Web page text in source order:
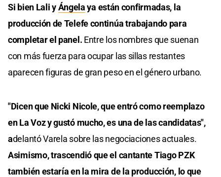
Si bien Lali yÁngelaya están confirmadas, la
producción de Telefe continúa trabajando para
completar el panel. Entre los nombres que suenan
con más fuerza para ocupar las sillas restantes
aparecen figuras de gran peso en el género urbano.
"Dicen que Nicki Nicole, que entró como reemplazo
en La Voz y gustó mucho, es una de las candidatas",
adelantó Varela sobre las negociaciones actuales.
Asimismo, trascendió que el cantante Tiago PZK
también estaría en la mira de la producción, lo que